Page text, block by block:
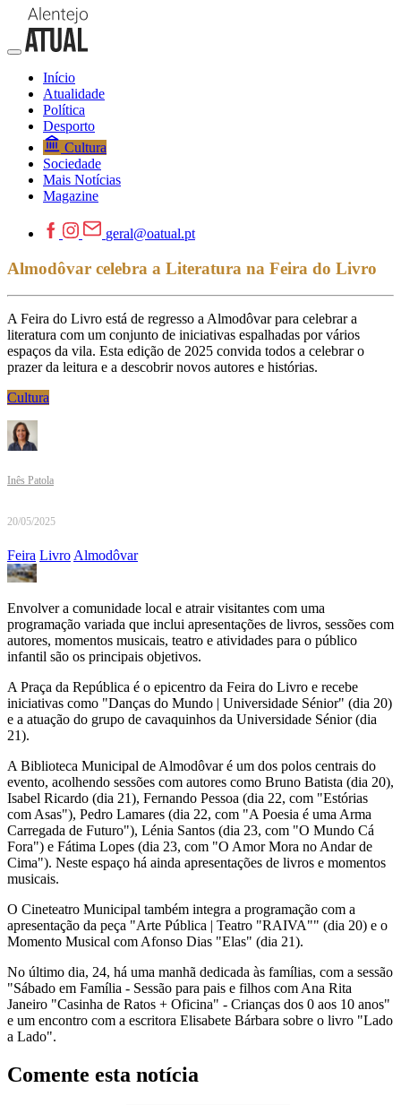
Início
Atualidade
Política
Desporto
Cultura
Sociedade
Mais Notícias
Magazine
geral@oatual.pt
Almodôvar celebra a Literatura na Feira do Livro
A Feira do Livro está de regresso a Almodôvar para celebrar a
literatura com um conjunto de iniciativas espalhadas por vários
espaços da vila. Esta edição de 2025 convida todos a celebrar o
prazer da leitura e a descobrir novos autores e histórias.
Cultura
Inês Patola
20/05/2025
Feira LivroAlmodôvar
Envolver a comunidade local e atrair visitantes com uma
programação variada que inclui apresentações de livros, sessões com
autores, momentos musicais, teatro e atividades para o público
infantil são os principais objetivos.
A Praça da República é o epicentro da Feira do Livro e recebe
iniciativas como "Danças do Mundo | Universidade Sénior" (dia 20)
e a atuação do grupo de cavaquinhos da Universidade Sénior (dia
21).
A Biblioteca Municipal de Almodôvar é um dos polos centrais do
evento, acolhendo sessões com autores como Bruno Batista (dia 20),
Isabel Ricardo (dia 21), Fernando Pessoa (dia 22, com "Estórias
com Asas"), Pedro Lamares (dia 22, com "A Poesia é uma Arma
Carregada de Futuro"), Lénia Santos (dia 23, com "O Mundo Cá
Fora") e Fátima Lopes (dia 23, com "O Amor Mora no Andar de
Cima"). Neste espaço há ainda apresentações de livros e momentos
musicais.
O Cineteatro Municipal também integra a programação com a
apresentação da peça "Arte Pública | Teatro "RAIVA"" (dia 20) e o
Momento Musical com Afonso Dias "Elas" (dia 21).
No último dia, 24, há uma manhã dedicada às famílias, com a sessão
"Sábado em Família - Sessão para pais e filhos com Ana Rita
Janeiro "Casinha de Ratos + Oficina" - Crianças dos 0 aos 10 anos"
e um encontro com a escritora Elisabete Bárbara sobre o livro "Lado
a Lado".
Comente esta notícia